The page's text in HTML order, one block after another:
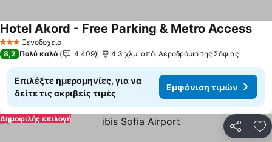
3 ΑστέριαΞενοδοχείο
Hotel Akord - Free Parking & Metro Access
8,2 Πολύ καλό 4.409 4.3 χλμ. από: Αεροδρόμιο της Σόφιας
Επιλέξτε ημερομηνίες, για να
δείτε τις ακριβείς τιμές
Εμφάνιση τιμών
Δημοφιλής επιλογή